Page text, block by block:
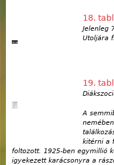
18.
Jelenleg
Utoljára
19.
A
kitérni a
foltozott. 1925-ben egymillió
igyekezett karácsonyra a